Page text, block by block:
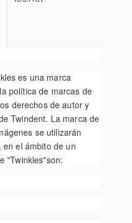
es una marca
política de marcas de
derechos de autor y
Twindent. La marca de
se utilizarán
el ámbito de un
"Twinkles"son: